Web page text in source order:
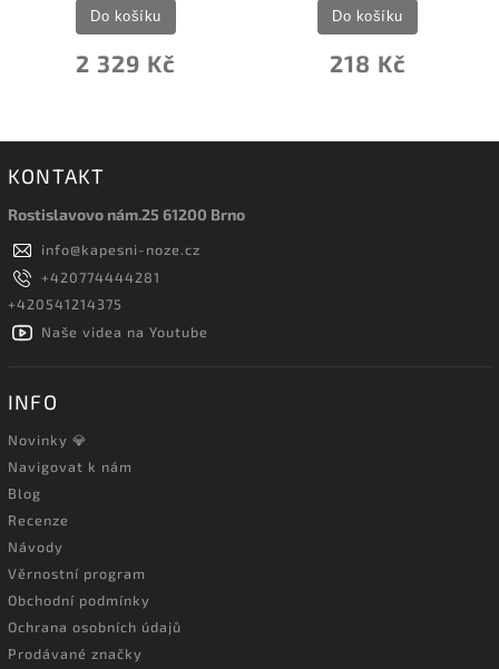
2 329 Kč
Do košíku
218 Kč
Do košíku
KONTAKT
Rostislavovo nám.25 61200 Brno
info@kapesni-noze.cz
+420774444281
+420541214375
Naše videa na Youtube
INFO
Novinky 💎
Navigovat k nám
Blog
Recenze
Návody
Věrnostní program
Obchodní podmínky
Ochrana osobních údajů
Prodávané značky